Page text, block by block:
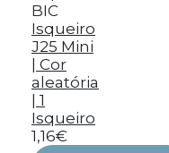
BIC
Isqueiro
J25 Mini
| Cor
aleatória
| 1
Isqueiro
1,16€